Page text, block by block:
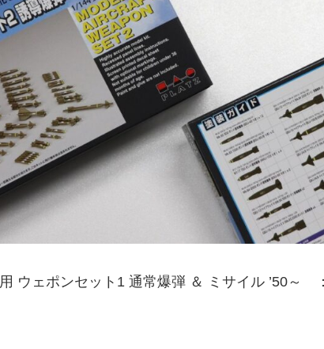
ウェポンセット1 通常爆弾 ＆ ミサイル ’50